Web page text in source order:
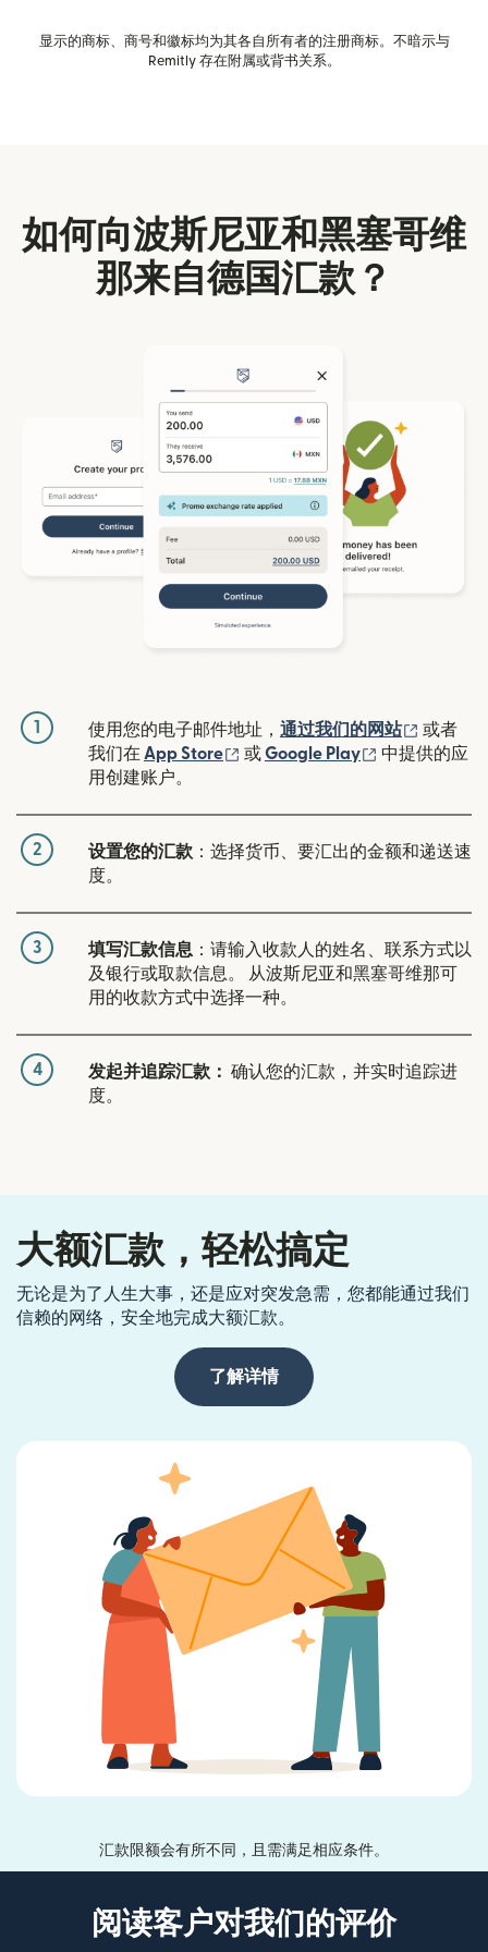
显示的商标、商号和徽标均为其各自所有者的注册商标。不暗示与
Remitly 存在附属或背书关系。
如何向波斯尼亚和黑塞哥维
那来自德国汇款？
1 使用您的电子邮件地址， 通过我们的网站 （在新
或者
我们在 App Store （在新窗口中打开）
或Google Play （在新窗口中
中提供的应
用创建账户。
2 设置您的汇款 ：选择货币、要汇出的金额和递送速
度。
3 填写汇款信息 ：请输入收款人的姓名、联系方式以
及银行或取款信息。 从波斯尼亚和黑塞哥维那可
用的收款方式中选择一种。
4 发起并追踪汇款： 确认您的汇款，并实时追踪进
度。
大额汇款，轻松搞定
无论是为了人生大事，还是应对突发急需，您都能通过我们
信赖的网络，安全地完成大额汇款。
了解详情
汇款限额会有所不同，且需满足相应条件。
阅读客户对我们的评价